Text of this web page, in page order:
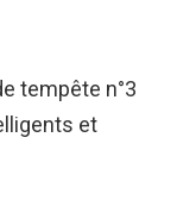
tempête n°3
et